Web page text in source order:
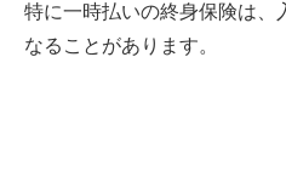
特に一時払いの終身保険は、
なることがあります。